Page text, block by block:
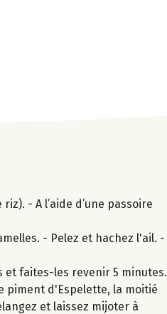
- A l’aide d’une passoire
- Pelez et hachez l'ail. -
et faites-les revenir 5 minutes.
piment d'Espelette, la moitié
et laissez mijoter à